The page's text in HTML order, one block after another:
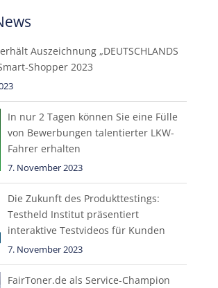
Auszeichnung „DEUTSCHLANDS
Shopper 2023
In nur 2 Tagen können Sie eine Fülle
von Bewerbungen talentierter LKW-
Fahrer erhalten
7. November 2023
Die Zukunft des Produkttestings:
Testheld Institut präsentiert
interaktive Testvideos für Kunden
7. November 2023
FairToner.de als Service-Champion